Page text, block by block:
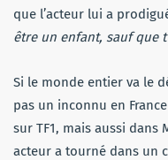
que l’acteur lui a
être un enfant, sauf que
Si le monde entier va le
pas un inconnu en
sur TF1, mais aussi dans
acteur a tourné dans un